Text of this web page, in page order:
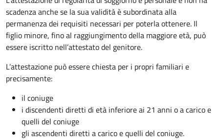
scadenza anche se la sua validità è subordinata alla
permanenza dei requisiti necessari per poterla ottenere. Il
figlio minore, fino al raggiungimento della maggiore età, può
essere iscritto nell’attestato del genitore.
L’attestazione può essere chiesta per i propri familiari e
precisamente:
il coniuge
i discendenti diretti di età inferiore ai 21 anni o a carico e
quelli del coniuge
gli ascendenti diretti a carico e quelli del coniuge.